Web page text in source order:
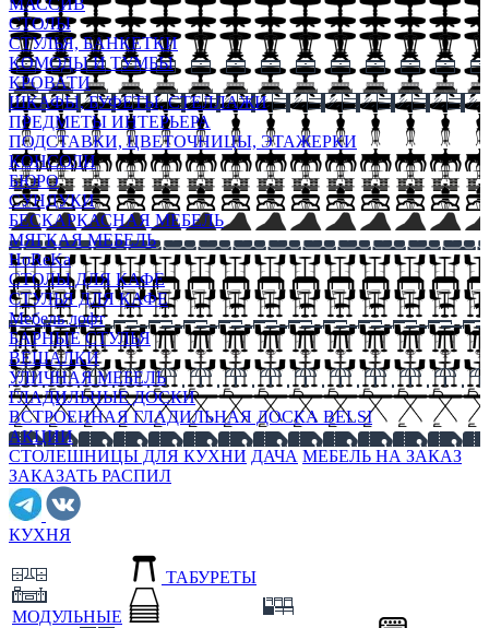
МАССИВ
СТОЛЫ
СТУЛЬЯ, БАНКЕТКИ
КОМОДЫ И ТУМБЫ
КРОВАТИ
ШКАФЫ, БУФЕТЫ, СТЕЛЛАЖИ
ПРЕДМЕТЫ ИНТЕРЬЕРА
ПОДСТАВКИ, ЦВЕТОЧНИЦЫ, ЭТАЖЕРКИ
КОНСОЛИ
БЮРО
СУНДУКИ
БЕСКАРКАСНАЯ МЕБЕЛЬ
МЯГКАЯ МЕБЕЛЬ
HoReKa
СТОЛЫ ДЛЯ КАФЕ
СТУЛЬЯ ДЛЯ КАФЕ
Мебель лофт
БАРНЫЕ СТУЛЬЯ
ВЕШАЛКИ
УЛИЧНАЯ МЕБЕЛЬ
ГЛАДИЛЬНЫЕ ДОСКИ
ВСТРОЕННАЯ ГЛАДИЛЬНАЯ ДОСКА BELSI
АКЦИИ
СТОЛЕШНИЦЫ ДЛЯ КУХНИ ДАЧА МЕБЕЛЬ НА ЗАКАЗ
ЗАКАЗАТЬ РАСПИЛ
КУХНЯ
МОДУЛЬНЫЕ
ТАБУРЕТЫ